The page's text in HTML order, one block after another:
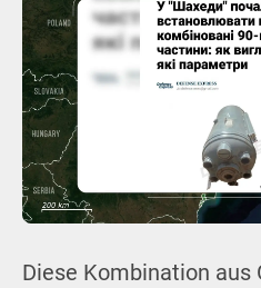
Diese Kombination aus